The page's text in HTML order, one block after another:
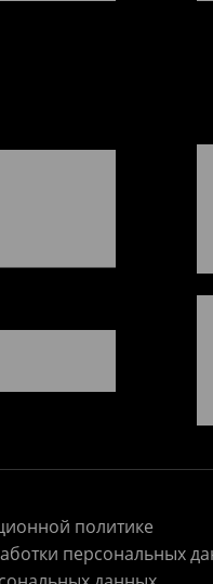
политике
персональных